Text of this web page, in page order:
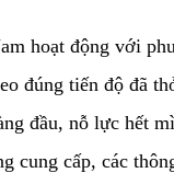
hoạt động với
đúng tiến độ đã
đầu, nỗ lực hết
cung cấp, các